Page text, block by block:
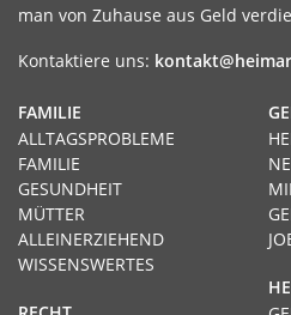
man von Zuhause aus Geld
Kontaktiere uns:
FAMILIE
ALLTAGSPROBLEME
FAMILIE
GESUNDHEIT
MÜTTER
ALLEINERZIEHEND
WISSENSWERTES